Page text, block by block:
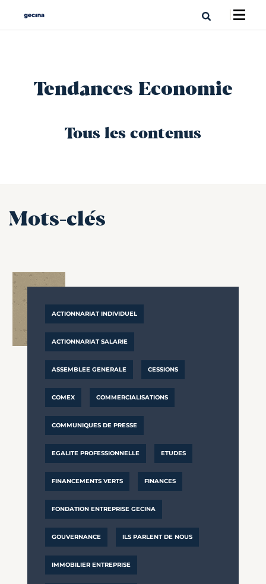
Tendances Economie
Tous les contenus
Mots-clés
ACTIONNARIAT INDIVIDUEL
ACTIONNARIAT SALARIE
ASSEMBLEE GENERALE CESSIONS
COMEX COMMERCIALISATIONS
COMMUNIQUES DE PRESSE
EGALITE PROFESSIONNELLE ETUDES
FINANCEMENTS VERTS FINANCES
FONDATION ENTREPRISE GECINA
GOUVERNANCE ILS PARLENT DE NOUS
IMMOBILIER ENTREPRISE